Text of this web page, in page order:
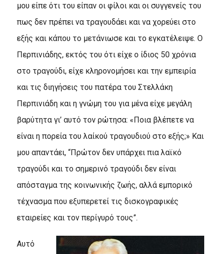
μου είπε ότι του είπαν οι φίλοι και οι συγγενείς του
πως δεν πρέπει να τραγουδάει και να χορεύει στο
εξής και κάπου το μετάνιωσε και το εγκατέλειψε. O
Περπινιάδης, εκτός του ότι είχε ο ίδιος 50 χρόνια
στο τραγούδι, είχε κληρονομήσει και την εμπειρία
και τις διηγήσεις του πατέρα του Στελλάκη
Περπινιάδη και η γνώμη του για μένα είχε μεγάλη
βαρύτητα γι’ αυτό τον ρώτησα: «Ποια βλέπετε να
είναι η πορεία του λαίκού τραγουδιού στο εξής;» Kαι
μου απαντάει, “Πρώτον δεν υπάρχει πια λαϊκό
τραγούδι και το σημερινό τραγούδι δεν είναι
απόσταγμα της κοινωνικής ζωής, αλλά εμπορικό
τέχνασμα που εξυπερετεί τις δισκογραφικές
εταιρείες και τον περίγυρό τους”.
Aυτό